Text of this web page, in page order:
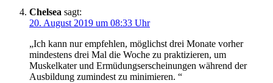
Chelsea sagt:
20. August 2019 um 08:33 Uhr
„Ich kann nur empfehlen, möglichst drei Monate vorher
mindestens drei Mal die Woche zu praktizieren, um
Muskelkater und Ermüdungserscheinungen während der
Ausbildung zumindest zu minimieren. “